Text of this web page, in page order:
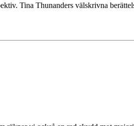
Tina Thunanders välskrivna